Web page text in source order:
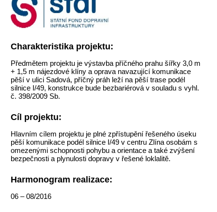
Charakteristika projektu:
Předmětem projektu je výstavba příčného prahu šířky 3,0 m
+ 1,5 m nájezdové klíny a oprava navazující komunikace
pěší v ulici Sadová, příčný práh leží na pěší trase podél
silnice I/49, konstrukce bude bezbariérová v souladu s vyhl.
č. 398/2009 Sb.
Cíl projektu:
Hlavním cílem projektu je plné zpřístupění řešeného úseku
pěší komunikace podél silnice I/49 v centru Zlína osobám s
omezenými schopnosti pohybu a orientace a také zvýšení
bezpečnosti a plynulosti dopravy v řešené loklalitě.
Harmonogram realizace:
06 – 08/2016